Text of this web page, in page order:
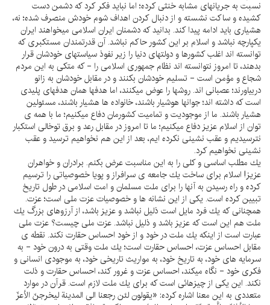
نسبت به جريانهاى مشابه خنثى كرده؛ اما نبايد فكر كرد كه دشمن دست
كشيده و ساكت نشسته و از دنبال كردن اهداف شوم خودش منصرف شده؛ نه،
هشيارى بايد ادامه پيدا كند. بدانيد كه دشمنان ايران اسلامى ميخواهند ايران
يكپارچه نباشد و اسلام بر اين كشور حاكم نباشد. آن قدرتمندان مستكبرى كه
توانسته اند اغلب كشورها و دولتهاى دنيا را زير نفوذ سياستهاى خودشان قرار
بدهند، تا امروز نتوانسته اند نظام جمهورى اسلامى را - كه متكى به اين مردم
شجاع و مؤمن است - تسليم خودشان بكنند و در مقابل خودشان به زانو
دربياورند؛ عصبانى اند. روشها را عوض ميكنند، اما هدفها همان هدفهاى پليدى
است كه داشته اند؛ جوانها هوشيار باشند، خانواده ها هشيار باشند، مسئولين
هشيار باشند. ما از موجوديت و تماميت كشورمان دفاع ميكنيم؛ ما با همه ى
توان از اسلام عزيز دفاع ميكنيم؛ ما تا امروز در مقابل رعد و برق توخالى استكبار
نترسيديم و عقب نشينى نكرده ايم، بعد از اين هم نخواهيم ترسيد و عقب
نشينى نخواهيم كرد.
يك مطلب اساسى و كلى را به اين مناسبت عرض بكنم. برادران و خواهران
عزيز! اسلام براى ساخت يك جامعه ى سرافراز و پويا خصوصياتى را ترسيم
كرده و راه رسيدن به آنها را براى ملت مسلمان و امت اسلامى در طول تاريخ
تبيين كرده است. يكى از اين نشانه ها و خصوصيات عزت ملى است؛ عزت.
همچنانى كه يك فرد مايل است ذليل نباشد و عزيز باشد، از آرزوهاى بزرگ يك
ملت هم اين است كه عزيز باشد و ذليل نباشد. عزت ملى چيست؟ عزت ملى
عبارت است از اينكه يك ملت در خود و از خود احساس حقارت نكند. نقطه ى
مقابل احساس عزت، احساس حقارت است؛ يك ملت وقتى به درون خود - به
سرمايه هاى خود، به تاريخ خود، به مواريث تاريخى خود، به موجودى انسانى و
فكرى خود - نگاه ميكند، احساس عزت و غرور كند، احساس حقارت و ذلت
نكند. اين يكى از چيزهائى است كه براى يك ملت لازم است. قرآن در موارد
متعددى به اين معنا اشاره كرده: «يقولون لئن رجعنا الى المدينة ليخرجنّ الأعزّ